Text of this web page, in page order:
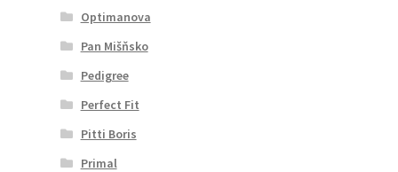
Optimanova
Pan Mišňsko
Pedigree
Perfect Fit
Pitti Boris
Primal